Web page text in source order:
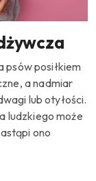
psów posiłkiem
a nadmiar
lub otyłości.
ludzkiego może
ono